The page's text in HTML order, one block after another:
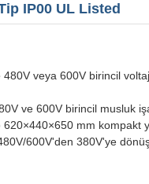
IP00 UL Listed
veya 600V birincil
ve 600V birincil musluk
mm kompakt
600V'den 380V'ye